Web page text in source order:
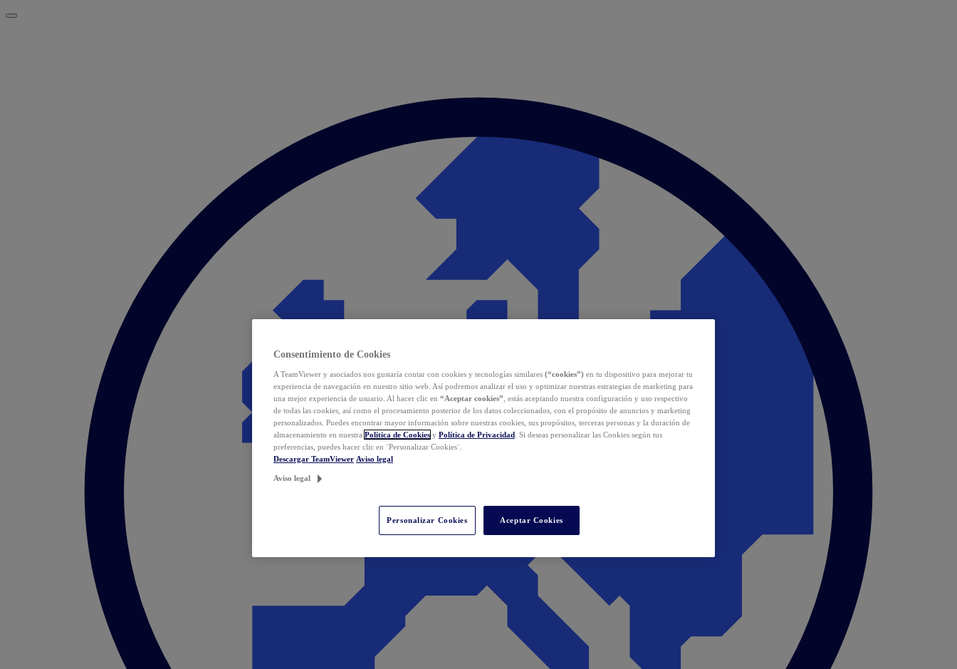
Consentimiento de Cookies
A TeamViewer y asociados nos gustaría contar con cookies y tecnologías similares (“cookies”) en tu dispositivo para mejorar tu
experiencia de navegación en nuestro sitio web. Así podremos analizar el uso y optimizar nuestras estrategias de marketing para
una mejor experiencia de usuario. Al hacer clic en “Aceptar cookies” , estás aceptando nuestra configuración y uso respectivo
de todas las cookies, así como el procesamiento posterior de los datos coleccionados, con el propósito de anuncios y marketing
personalizados. Puedes encontrar mayor información sobre nuestras cookies, sus propósitos, terceras personas y la duración de
almacenamiento en nuestra Política de Cookies y Política de Privacidad . Si deseas personalizar las Cookies según tus
preferencias, puedes hacer clic en ¨Personalizar Cookies¨.
Descargar TeamViewer Aviso legal
Aviso legal
Personalizar Cookies Aceptar Cookies